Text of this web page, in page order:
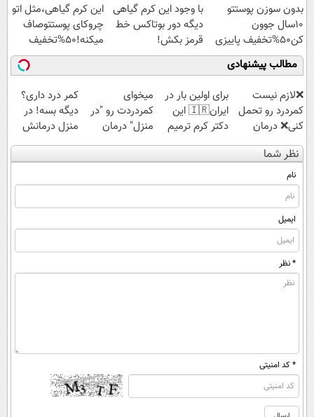
ویژه
بدون سوزن پوستتو
10سال جوون
کن50%تخفیف پاییزی
با وجود این کرم گیاهی
دیگه دور بوتاکس خط
قرمز بکش!
این کرم گیاهی،مثل اتو
چروکای پوستتوصاف
میکنه!50%تخفیف
مطالب پیشنهادی
❌لازم نیست
کمردرد رو تحمل
کنی❌ درمان
بدون جراحی و
قرص
(پرسشنامه)
برای اولین بار در
ایران🇮🇷 این
دکتر کرم ترمیم
کننده 23 روزه
ساخت!
میخوای
کمردردت رو "در
منزل" درمان
کنی؟ (◂فیلم +
◂پرسش‌نامه)
کمر درد داری؟
دیگه بسه! در
منزل درمانش
کن
(◀پرسش‌نامه)
نظر شما
نام
ایمیل
* نظر
* کد امنیتی